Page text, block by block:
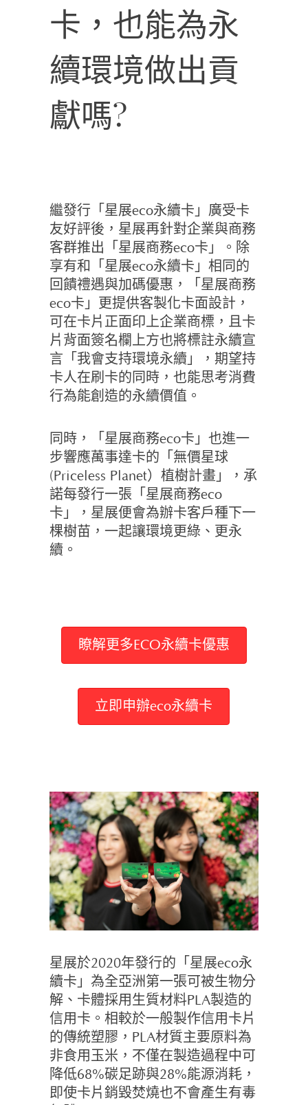
卡，也能為永
續環境做出貢
獻嗎?
繼發行「星展eco永續卡」廣受卡
友好評後，星展再針對企業與商務
客群推出「星展商務eco卡」。除
享有和「星展eco永續卡」相同的
回饋禮遇與加碼優惠，「星展商務
eco卡」更提供客製化卡面設計，
可在卡片正面印上企業商標，且卡
片背面簽名欄上方也將標註永續宣
言「我會支持環境永續」，期望持
卡人在刷卡的同時，也能思考消費
行為能創造的永續價值。
同時，「星展商務eco卡」也進一
步響應萬事達卡的「無價星球
(Priceless Planet）植樹計畫」，承
諾每發行一張「星展商務eco
卡」，星展便會為辦卡客戶種下一
棵樹苗，一起讓環境更綠、更永
續。
瞭解更多ECO永續卡優惠
立即申辦eco永續卡
星展於2020年發行的「星展eco永
續卡」為全亞洲第一張可被生物分
解、卡體採用生質材料PLA製造的
信用卡。相較於一般製作信用卡片
的傳統塑膠，PLA材質主要原料為
非食用玉米，不僅在製造過程中可
降低68%碳足跡與28%能源消耗，
即使卡片銷毀焚燒也不會產生有毒